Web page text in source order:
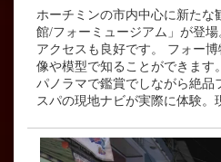
ホーチミンの市内中心に新たな
館/フォーミュージアム」が登
アクセスも良好です。 フォー
像や模型で知ることができます
パノラマで鑑賞でしながら絶品
スパの現地ナビが実際に体験。